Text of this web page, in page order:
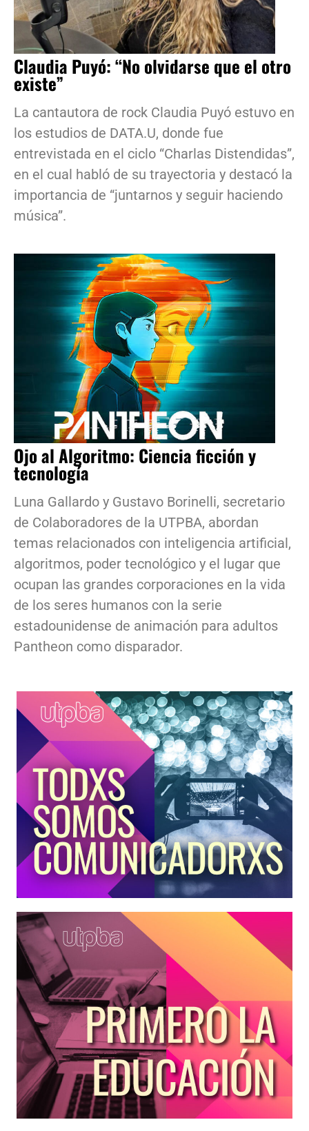
Claudia Puyó: “No olvidarse que el otro
existe”
La cantautora de rock Claudia Puyó estuvo en
los estudios de DATA.U, donde fue
entrevistada en el ciclo “Charlas Distendidas”,
en el cual habló de su trayectoria y destacó la
importancia de “juntarnos y seguir haciendo
música”.
Ojo al Algoritmo: Ciencia ficción y
tecnología
Luna Gallardo y Gustavo Borinelli, secretario
de Colaboradores de la UTPBA, abordan
temas relacionados con inteligencia artificial,
algoritmos, poder tecnológico y el lugar que
ocupan las grandes corporaciones en la vida
de los seres humanos con la serie
estadounidense de animación para adultos
Pantheon como disparador.